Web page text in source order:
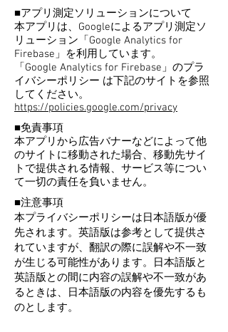
■アプリ測定ソリューションについて
本アプリは、Googleによるアプリ測定ソ
リューション「Google Analytics for
Firebase」を利用しています。
「Google Analytics for Firebase」のプラ
イバシーポリシー は下記のサイトを参照
してください。
https://policies.google.com/privacy
■免責事項
本アプリから広告バナーなどによって他
のサイトに移動された場合、移動先サイ
トで提供される情報、サービス等につい
て一切の責任を負いません。
■注意事項
本プライバシーポリシーは日本語版が優
先されます。英語版は参考として提供さ
れていますが、翻訳の際に誤解や不一致
が生じる可能性があります。日本語版と
英語版との間に内容の誤解や不一致があ
るときは、日本語版の内容を優先するも
のとします。